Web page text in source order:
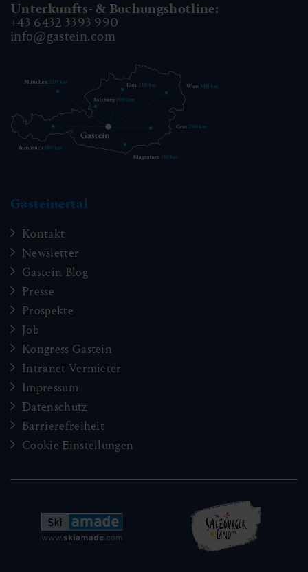
Unterkunfts- & Buchungshotline:
+43 6432 3393 990
info@gastein.com
Gasteinertal
Kontakt
Newsletter
Gastein Blog
Presse
Prospekte
Job
Kongress Gastein
Intranet Vermieter
Impressum
Datenschutz
Barrierefreiheit
Cookie Einstellungen